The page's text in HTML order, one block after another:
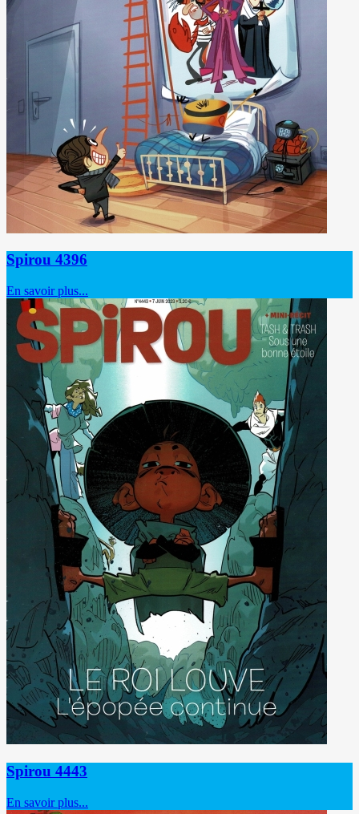
Spirou 4396
En savoir plus...
Spirou 4443
En savoir plus...